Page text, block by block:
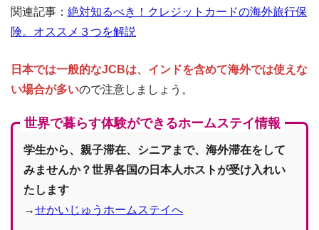
関連記事： 絶対知るべき！クレジットカードの海外旅行保
険。オススメ３つを解説
日本では一般的なJCBは、インドを含めて海外では使えな
い場合が多いので注意しましょう。
世界で暮らす体験ができるホームステイ情報
学生から、親子滞在、シニアまで、海外滞在をして
みませんか？世界各国の日本人ホストが受け入れい
たします
→せかいじゅうホームステイへ